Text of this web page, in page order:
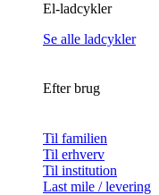
El-ladcykler
Se alle ladcykler
Efter brug
Til familien
Til erhverv
Til institution
Last mile / levering